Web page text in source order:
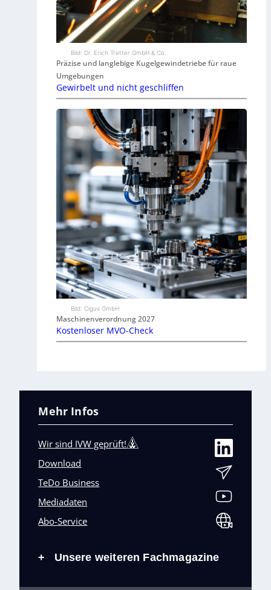
Bild: Dr. Erich Tretter GmbH & Co.
Präzise und langlebige Kugelgewindetriebe für raue
Umgebungen
Gewirbelt und nicht geschliffen
Bild: Cigus GmbH
Maschinenverordnung 2027
Kostenloser MVO-Check
Mehr Infos
Wir sind IVW geprüft!
Download
TeDo Business
Mediadaten
Abo-Service
+ Unsere weiteren Fachmagazine